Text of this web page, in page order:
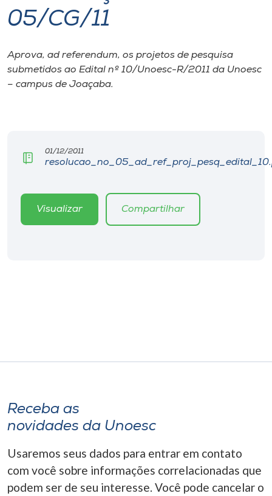
I.nova
Diplomados
Editora
A+
05/CG/11
Aprova, ad referendum, os projetos de pesquisa
submetidos ao Edital nº 10/Unoesc-R/2011 da Unoesc
– campus de Joaçaba.
01/12/2011
Visualizar Compartilhar
Receba as
novidades da Unoesc
Usaremos seus dados para entrar em contato
com você sobre informações correlacionadas que
podem ser de seu interesse. Você pode cancelar o